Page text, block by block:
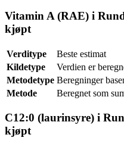
Vitamin A (RAE) i
kjøpt
Verditype
Beste estimat
Kildetype
Verdien er
Metodetype Beregninger
Metode
Beregnet som
C12:0 (laurinsyre) i
kjøpt